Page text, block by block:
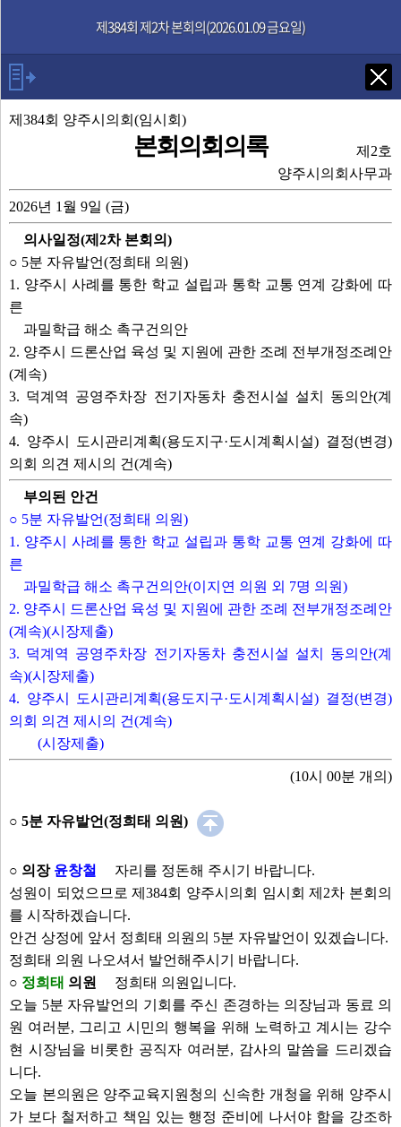
제384회 제2차 본회의(2026.01.09 금요일)
Tab키로 다음 검색
의장 윤창철
정희태 의원
이지연 의원
정현호 의원
발언보기 선택취소
안건
○ 5분 자유발언(정희태 의원)
1. 양주시 사례를 통한 학교 설립과 통학 교통 연계 강화에 따른
과밀학급 해소 촉구건의안(이지연 의원 외 7명 의원)
2. 양주시 드론산업 육성 및 지원에 관한 조례 전부개정조례안(계속)(시장제출)
3. 덕계역 공영주차장 전기자동차 충전시설 설치 동의안(계속)(시장제출)
4. 양주시 도시관리계획(용도지구·도시계획시설) 결정(변경) 의회 의견 제시의
안건보기 선택취소
부록
제384회 양주시의회(임시회)
본회의회의록
제2호
양주시의회사무과
2026년 1월 9일 (금)
의사일정(제2차 본회의)
○ 5분 자유발언(정희태 의원)
1. 양주시 사례를 통한 학교 설립과 통학 교통 연계 강화에 따
른
과밀학급 해소 촉구건의안
2. 양주시 드론산업 육성 및 지원에 관한 조례 전부개정조례안
(계속)
3. 덕계역 공영주차장 전기자동차 충전시설 설치 동의안(계
속)
4. 양주시 도시관리계획(용도지구·도시계획시설) 결정(변경)
의회 의견 제시의 건(계속)
부의된 안건
○ 5분 자유발언(정희태 의원)
1. 양주시 사례를 통한 학교 설립과 통학 교통 연계 강화에 따
른
과밀학급 해소 촉구건의안(이지연 의원 외 7명 의원)
2. 양주시 드론산업 육성 및 지원에 관한 조례 전부개정조례안
(계속)(시장제출)
3. 덕계역 공영주차장 전기자동차 충전시설 설치 동의안(계
속)(시장제출)
4. 양주시 도시관리계획(용도지구·도시계획시설) 결정(변경)
의회 의견 제시의 건(계속)
(시장제출)
(10시 00분 개의)
○ 5분 자유발언(정희태 의원)
○ 의장 윤창철
자리를 정돈해 주시기 바랍니다.
성원이 되었으므로 제384회 양주시의회 임시회 제2차 본회의
를 시작하겠습니다.
안건 상정에 앞서 정희태 의원의 5분 자유발언이 있겠습니다.
정희태 의원 나오셔서 발언해주시기 바랍니다.
○ 정희태 의원
정희태 의원입니다.
오늘 5분 자유발언의 기회를 주신 존경하는 의장님과 동료 의
원 여러분, 그리고 시민의 행복을 위해 노력하고 계시는 강수
현 시장님을 비롯한 공직자 여러분, 감사의 말씀을 드리겠습
니다.
오늘 본의원은 양주교육지원청의 신속한 개청을 위해 양주시
가 보다 철저하고 책임 있는 행정 준비에 나서야 함을 강조하